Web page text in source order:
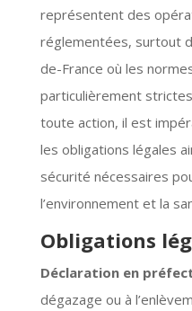
représentent des
réglementées, surtout
de-France où les
particulièrement
toute action, il est
les obligations légales
sécurité nécessaires
l’environnement et la
Obligations
Déclaration en
dégazage ou à